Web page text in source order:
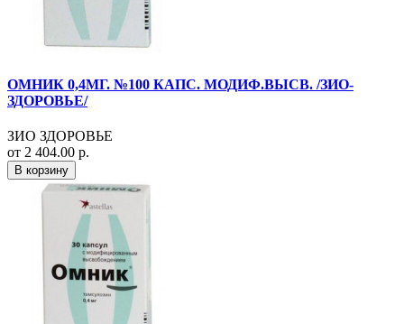
ОМНИК 0,4МГ. №100 КАПС. МОДИФ.ВЫСВ. /ЗИО-
ЗДОРОВЬЕ/
ЗИО ЗДОРОВЬЕ
от 2 404.00 р.
В корзину